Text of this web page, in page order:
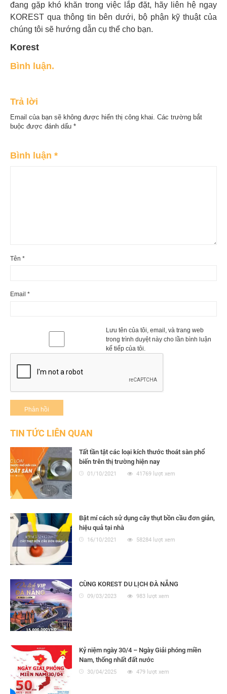
đang gặp khó khăn trong việc lắp đặt, hãy liên hệ ngay
KOREST qua thông tin bên dưới, bộ phận kỹ thuật của
chúng tôi sẽ hướng dẫn cụ thể cho bạn.
Korest
Bình luận.
Trả lời
Email của bạn sẽ không được hiển thị công khai.
Các trường bắt
buộc được đánh dấu *
Bình luận *
Tên *
Email *
Lưu tên của tôi, email, và trang web
trong trình duyệt này cho lần bình luận
kế tiếp của tôi.
TIN TỨC LIÊN QUAN
Tất tần tật các loại kích thước thoát sàn phổ
biến trên thị trường hiện nay
01/10/2021 41769 lượt xem
Bật mí cách sử dụng cây thụt bồn cầu đơn giản,
hiệu quả tại nhà
16/10/2021 58284 lượt xem
CÙNG KOREST DU LỊCH ĐÀ NẴNG
09/03/2023 983 lượt xem
Kỷ niệm ngày 30/4 – Ngày Giải phóng miền
Nam, thống nhất đất nước
30/04/2025 479 lượt xem